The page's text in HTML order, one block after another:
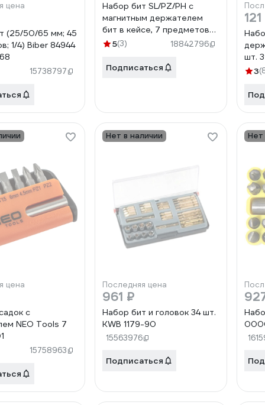
цена
(25/50/65 мм; 45
1/4) Biber 84944
15738797
Набор бит SL/PZ/PH с
магнитным держателем
бит в кейсе, 7 предметов
Felo 02097460
5(3) 18842796
Подписаться
шт.
3
цена
с
NEO Tools 7
15758963
Нет в наличии
Последняя цена
961 ₽
Набор бит и головок 34 шт.
KWB 1179-90
15563976
Подписаться
Нет